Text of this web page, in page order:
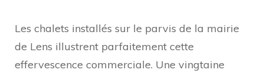
Les chalets installés sur le parvis de la mairie
de Lens illustrent parfaitement cette
effervescence commerciale. Une vingtaine